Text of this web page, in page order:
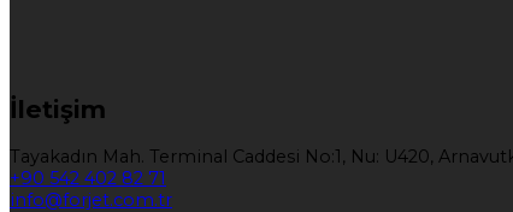
İletişim
Tayakadın Mah. Terminal Caddesi No:1, Nu: U420,
+90 542 402 82 71
info@forjet.com.tr